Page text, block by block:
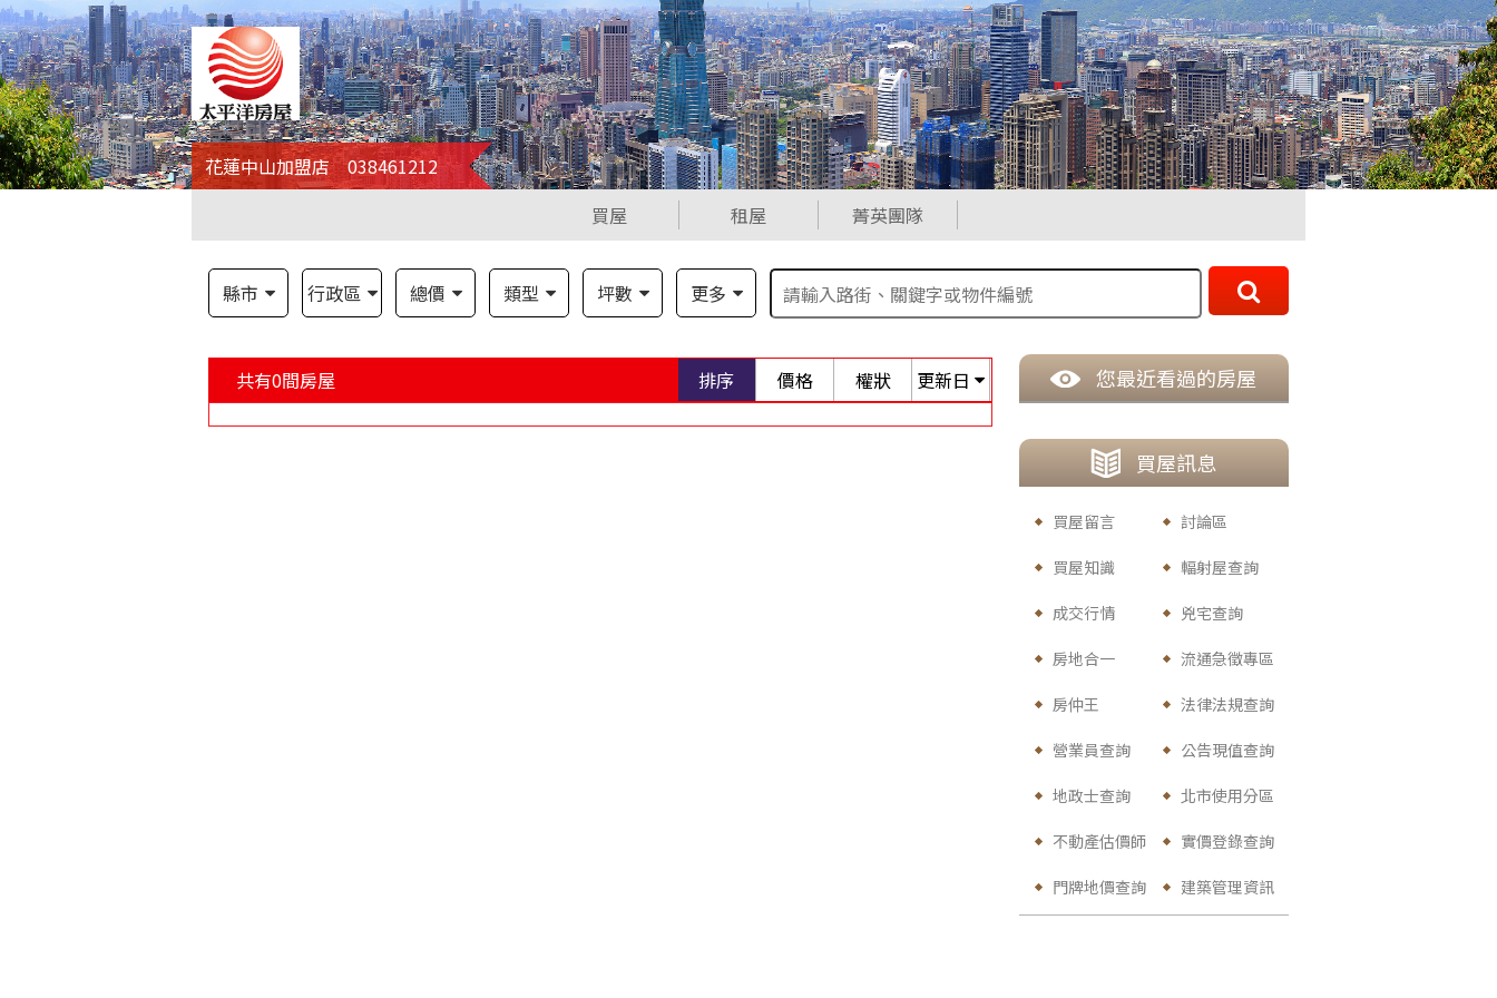
花蓮中山加盟店 038461212
買屋
租屋 菁英團隊
縣市 行政區 總價 類型 坪數 更多
共有0間房屋 排序 價格 權狀 更新日 您最近看過的房屋
買屋訊息
買屋留言 討論區
買屋知識 輻射屋查詢
成交行情 兇宅查詢
房地合一 流通急徵專區
房仲王 法律法規查詢
營業員查詢 公告現值查詢
地政士查詢 北市使用分區
不動產估價師 實價登錄查詢
門牌地價查詢 建築管理資訊